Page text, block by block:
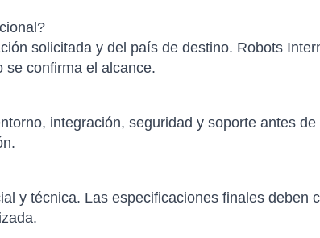
solicitada y del país de destino. Robots
se confirma el alcance.
integración, seguridad y soporte antes
y técnica. Las especificaciones finales deben